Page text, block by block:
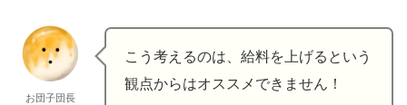
お団子団長
こう考えるのは、給料を上げるという
観点からはオススメできません！